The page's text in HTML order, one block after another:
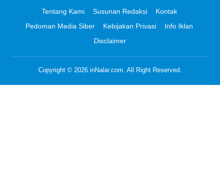
Tentang Kami Susunan Redaksi
Kontak
Pedoman Media Siber
Kebijakan Privasi
Info Iklan
Disclaimer
Copyright © 2026 inNalar.com. All Right Reserved.